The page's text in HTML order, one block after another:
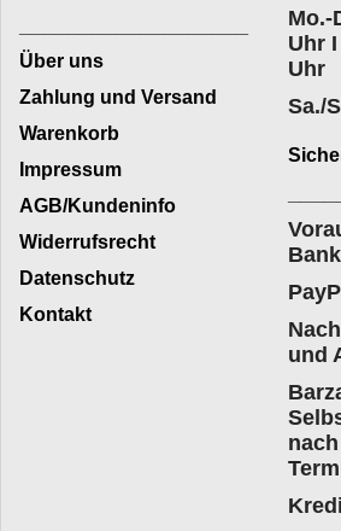
Mo.-
Uhr
Uhr
Sa./
Über uns
Zahlung und Versand
Warenkorb
Impressum
AGB/Kundeninfo
Widerrufsrecht
Datenschutz
Kontakt
und